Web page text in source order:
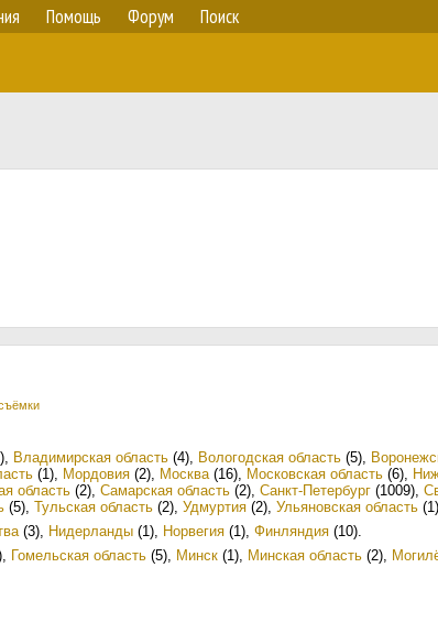
Помощь Форум Поиск
, Владимирская область (4), Вологодская область (5),
(1), Мордовия (2), Москва(16), Московская область (6),
область (2), Самарская область (2), Санкт-Петербург (1009),
(5), Тульская область (2), Удмуртия (2), Ульяновская область (1)
(3), Нидерланды (1), Норвегия (1), Финляндия (10).
, Гомельская область (5), Минск (1), Минская область (2),